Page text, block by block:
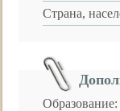
Страна,
Образование: